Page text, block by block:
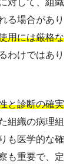
る場合があり
用には厳格な
わけではあり
と診断の確実
組織の病理組
も医学的な確
も重要で、定